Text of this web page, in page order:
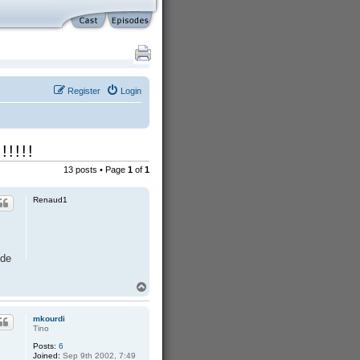
Login
Register
13 posts • Page 1of 1
Renaud1
o
mkourdi
Tino
Posts: 6
Joined: Sep 9th 2002, 7:49